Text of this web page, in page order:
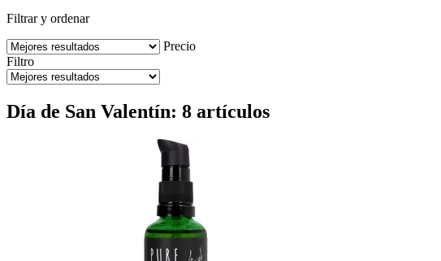
Filtrar y ordenar
Precio
Filtro
Día de San Valentín: 8 artículos